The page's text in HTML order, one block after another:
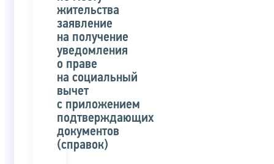
жительства
заявление
на получение
уведомления
о праве
на социальный
вычет
с приложением
подтверждающих
документов
(справок)